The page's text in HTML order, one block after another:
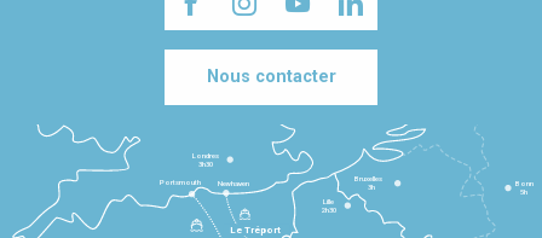
Nous contacter
Le Tréport
Lille
2h30
Bruxelles
3h
Londres
3h30
Newhaven
Portsmouth
Bonn
5h